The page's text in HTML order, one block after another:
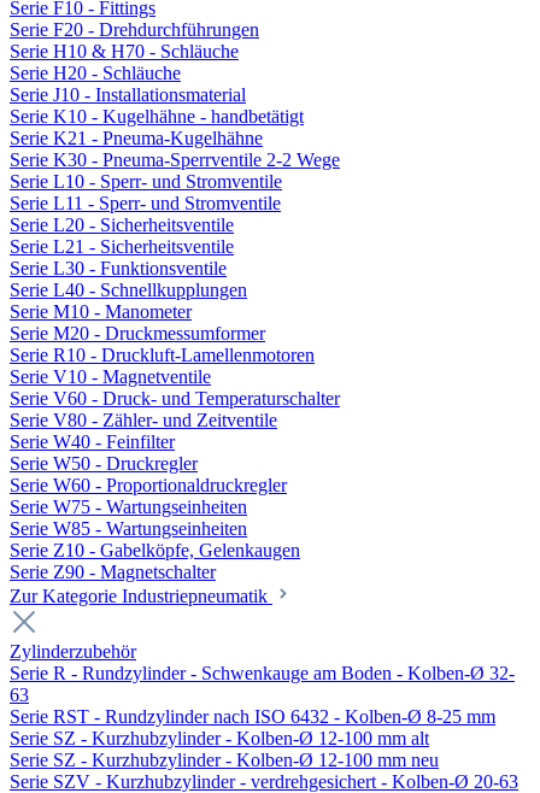
Serie F10 - Fittings
Serie F20 - Drehdurchführungen
Serie H10 & H70 - Schläuche
Serie H20 - Schläuche
Serie J10 - Installationsmaterial
Serie K10 - Kugelhähne - handbetätigt
Serie K21 - Pneuma-Kugelhähne
Serie K30 - Pneuma-Sperrventile 2-2 Wege
Serie L10 - Sperr- und Stromventile
Serie L11 - Sperr- und Stromventile
Serie L20 - Sicherheitsventile
Serie L21 - Sicherheitsventile
Serie L30 - Funktionsventile
Serie L40 - Schnellkupplungen
Serie M10 - Manometer
Serie M20 - Druckmessumformer
Serie R10 - Druckluft-Lamellenmotoren
Serie V10 - Magnetventile
Serie V60 - Druck- und Temperaturschalter
Serie V80 - Zähler- und Zeitventile
Serie W40 - Feinfilter
Serie W50 - Druckregler
Serie W60 - Proportionaldruckregler
Serie W75 - Wartungseinheiten
Serie W85 - Wartungseinheiten
Serie Z10 - Gabelköpfe, Gelenkaugen
Serie Z90 - Magnetschalter
Zur Kategorie Industriepneumatik
Zylinderzubehör
Serie R - Rundzylinder - Schwenkauge am Boden - Kolben-Ø 32-
63
Serie RST - Rundzylinder nach ISO 6432 - Kolben-Ø 8-25 mm
Serie SZ - Kurzhubzylinder - Kolben-Ø 12-100 mm alt
Serie SZ - Kurzhubzylinder - Kolben-Ø 12-100 mm neu
Serie SZV - Kurzhubzylinder - verdrehgesichert - Kolben-Ø 20-63